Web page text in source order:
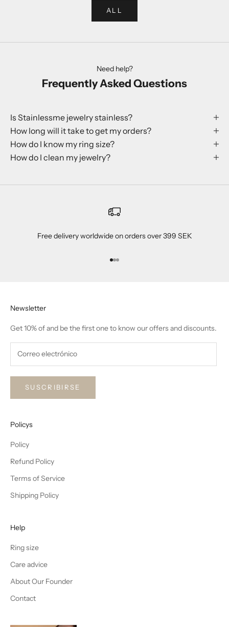
ALL
Need help?
Frequently Asked Questions
Is Stainlessme jewelry stainless?
How long will it take to get my orders?
How do I know my ring size?
How do I clean my jewelry?
Free delivery worldwide on orders over 399 SEK
Ir al artículo 1
Ir al artículo 2
Ir al artículo 3
Newsletter
Get 10% of and be the first one to know our offers and discounts.
SUSCRIBIRSE
Policys
Policy
Refund Policy
Terms of Service
Shipping Policy
Help
Ring size
Care advice
About Our Founder
Contact